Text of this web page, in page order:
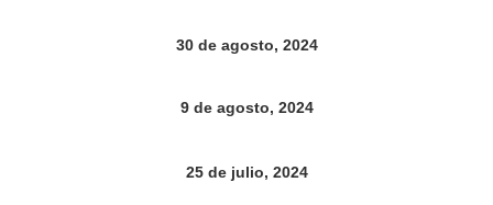
30 de agosto, 2024
9 de agosto, 2024
25 de julio, 2024